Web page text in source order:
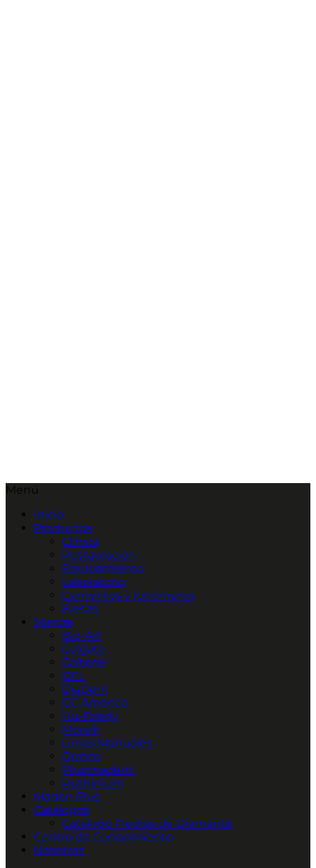
Menú
Inicio
Productos
Clínica
Restauración
Equipamiento
Laboratorio
Cementos y Ionómeros
Fresas
Marcas
Bio-Art
Colgate
Coltene
DFL
DiaDent
GC América
Hu-Friedy
Morelli
Limas Manuales
Ormco
Pharmadent
Ruthinium
Maden Plus
Catálogos
Catálogo Piedras de Diamante
Centro de Conocimiento
Nosotros